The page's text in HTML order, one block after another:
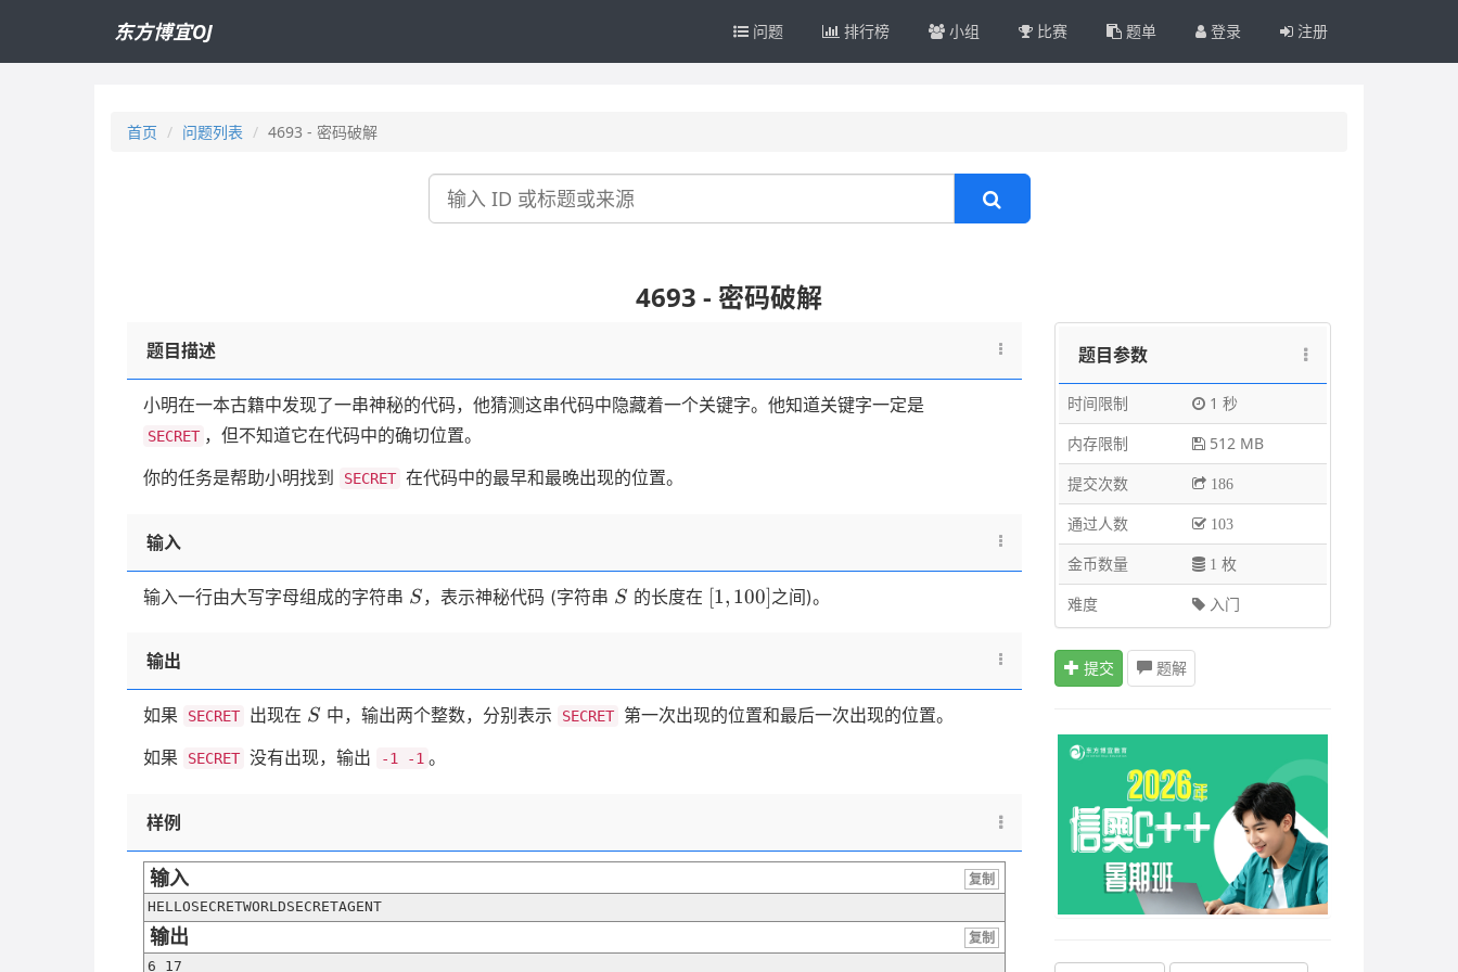
东方博宜OJ 问题 排行榜 小组 比赛 题单 登录 注册
首页 问题列表 4693 - 密码破解
搜
4693 - 密码破解
题目描述
小明在一本古籍中发现了一串神秘的代码，他猜测这串代码中隐藏着一个关键字。他知道关键字一定是
SECRET ，但不知道它在代码中的确切位置。
你的任务是帮助小明找到
SECRET 在代码中的最早和最晚出现的位置。
输入
输入一行由大写字母组成的字符串 S
S，表示神秘代码 (字符串 S
S 的长度在 [1,
[1, 100]之间)。
输出
如果 SECRET 出现在 S
S 中，输出两个整数，分别表示 SECRET
第一次出现的位置和最后一次出现的位置。
如果
SECRET 没有出现，输出 -1 -1 。
样例
输入
复制
HELLOSECRETWORLDSECRETAGENT
输出
复制
6 17
题目参数
时间限制
1 秒
内存限制
512 MB
提交次数
186
通过人数 103
金币数量 1 枚
难度 入门
提交 题解